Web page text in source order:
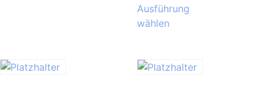
Ausführung
wählen